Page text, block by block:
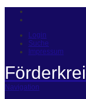
Login
Suche
Impressum
Navigation